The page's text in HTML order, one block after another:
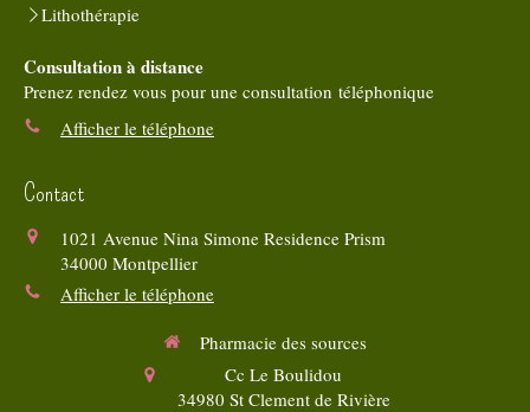
Lithothérapie
Consultation à distance
Prenez rendez vous pour une consultation téléphonique
Afficher le téléphone
Contact
1021 Avenue Nina Simone Residence Prism
34000 Montpellier
Afficher le téléphone
Pharmacie des sources
Cc Le Boulidou
34980 St Clement de Rivière